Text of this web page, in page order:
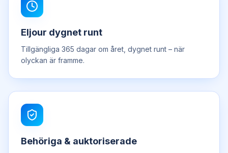
Eljour dygnet runt
Tillgängliga 365 dagar om året, dygnet runt – när
olyckan är framme.
Behöriga & auktoriserade